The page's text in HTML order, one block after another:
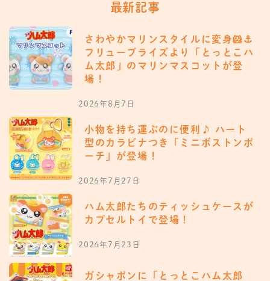
最新記事
さわやかマリンスタイルに変身🐹⚓️
フリュープライズより「とっとこハ
ム太郎」のマリンマスコットが登
場！
2026年8月7日
小物を持ち運ぶのに便利♪ ハート
型のカラビナつき「ミニボストンポ
ーチ」が登場！
2026年7月27日
ハム太郎たちのティッシュケースが
カプセルトイで登場！
2026年7月23日
ガシャポンに「とっとこハム太郎